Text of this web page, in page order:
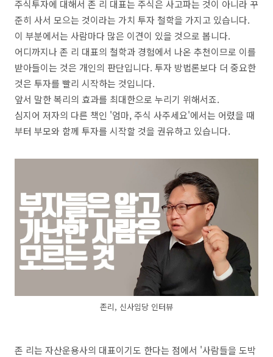
주식투자에 대해서 존 리 대표는 주식은 사고파는 것이 아니라 꾸
준히 사서 모으는 것이라는 가치 투자 철학을 가지고 있습니다.
이 부분에서는 사람마다 많은 이견이 있을 것으로 봅니다.
어디까지나 존 리 대표의 철학과 경험에서 나온 추천이므로 이를
받아들이는 것은 개인의 판단입니다. 투자 방법론보다 더 중요한
것은 투자를 빨리 시작하는 것입니다.
앞서 말한 복리의 효과를 최대한으로 누리기 위해서죠.
심지어 저자의 다른 책인 '엄마, 주식 사주세요'에서는 어렸을 때
부터 부모와 함께 투자를 시작할 것을 권유하고 있습니다.
존리, 신사임당 인터뷰
존 리는 자산운용사의 대표이기도 한다는 점에서 '사람들을 도박